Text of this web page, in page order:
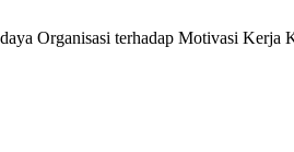
Organisasi terhadap Motivasi